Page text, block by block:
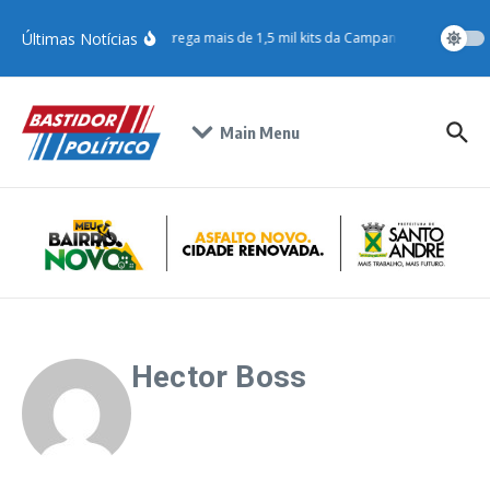
Últimas Notícias
Jéssica Roberta entrega mais de 1,5 mil kits da Campanha do
Main Menu
Hector Boss